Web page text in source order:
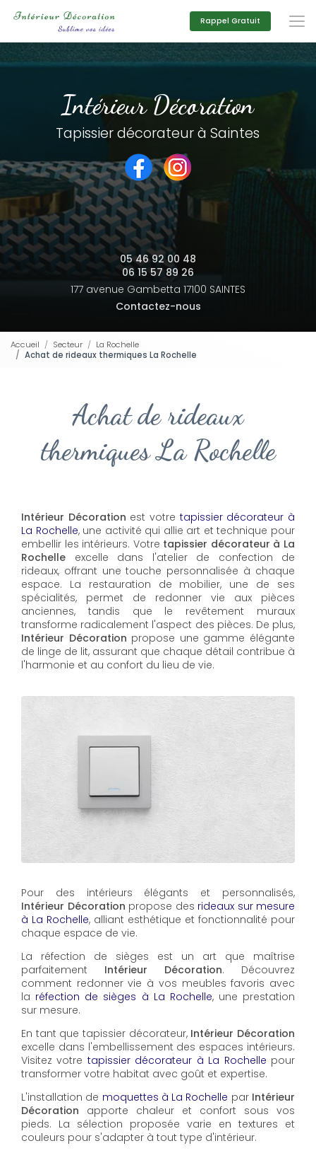
principal
Rappel Gratuit
Intérieur Décoration
Tapissier décorateur à Saintes
05 46 92 00 48
06 15 57 89 26
177 avenue Gambetta 17100 SAINTES
Contactez-nous
Accueil Secteur
La Rochelle
Achat de rideaux thermiques La Rochelle
Achat de rideaux
thermiques La Rochelle
Intérieur Décoration est votre tapissier décorateur à
La Rochelle, une activité qui allie art et technique pour
embellir les intérieurs. Votre tapissier décorateur à La
Rochelle excelle dans l'atelier de confection de
rideaux, offrant une touche personnalisée à chaque
espace. La restauration de mobilier, une de ses
spécialités, permet de redonner vie aux pièces
anciennes, tandis que le revêtement muraux
transforme radicalement l'aspect des pièces. De plus,
Intérieur Décoration propose une gamme élégante
de linge de lit, assurant que chaque détail contribue à
l'harmonie et au confort du lieu de vie.
Pour des intérieurs élégants et personnalisés,
Intérieur Décoration propose des rideaux sur mesure
à La Rochelle, alliant esthétique et fonctionnalité pour
chaque espace de vie.
La réfection de sièges est un art que maîtrise
parfaitement Intérieur Décoration. Découvrez
comment redonner vie à vos meubles favoris avec
la réfection de sièges à La Rochelle, une prestation
sur mesure.
En tant que tapissier décorateur, Intérieur Décoration
excelle dans l'embellissement des espaces intérieurs.
Visitez votre tapissier décorateur à La Rochelle pour
transformer votre habitat avec goût et expertise.
L'installation de moquettes à La Rochelle par Intérieur
Décoration apporte chaleur et confort sous vos
pieds. La sélection proposée varie en textures et
couleurs pour s'adapter à tout type d'intérieur.